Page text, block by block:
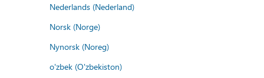
Nederlands (Nederland)
Norsk (Norge)
Nynorsk (Noreg)
o'zbek (O'zbekiston)